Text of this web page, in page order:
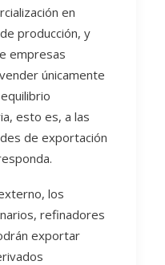
en
producción, y
empresas
únicamente
esto es, a las
de exportación
los
refinadores
exportar